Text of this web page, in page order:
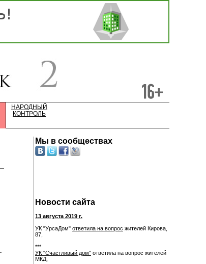
НАРОДНЫЙ
КОНТРОЛЬ
Мы в сообществах
Новости сайта
13 августа 2019 г.
УК "УрсаДом" ответила на вопрос жителей Кирова,
87,
***
УК "Счастливый дом" ответила на вопрос жителей
МКД,